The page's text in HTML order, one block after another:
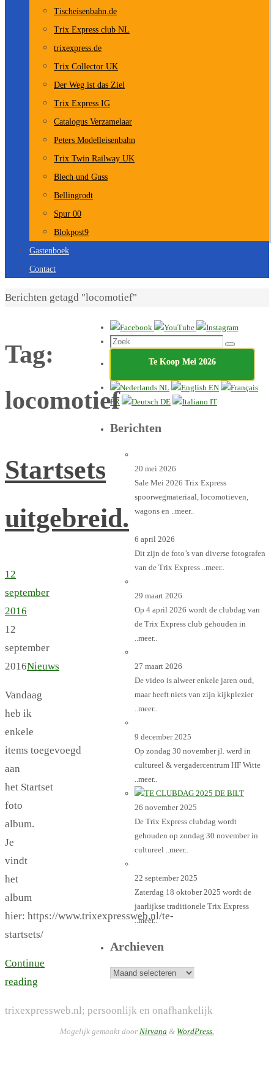
Tischeisenbahn.de
Trix Express club NL
trixexpress.de
Trix Collector UK
Der Weg ist das Ziel
Trix Express IG
Catalogus Verzamelaar
Peters Modelleisenbahn
Trix Twin Railway UK
Blech und Guss
Bellingrodt
Spur 00
Blokpost9
Gastenboek
Contact
Home
Berichten getagd "locomotief"
Tag:
locomotief
Startsets
uitgebreid.
12
september
2016
12
september
2016Nieuws
Vandaag
heb ik
enkele
items toegevoegd
aan
het Startset
foto
album.
Je
vindt
het
album
hier: https://www.trixexpressweb.nl/te-
startsets/
Continue
reading
Zoeken
Zoek
Te Koop Mei 2026
NL
EN
FR
DE IT
Berichten
20 mei 2026
Sale Mei 2026 Trix Express
spoorwegmateriaal, locomotieven,
wagons en ..meer..
6 april 2026
Dit zijn de foto’s van diverse fotografen
van de Trix Express ..meer..
29 maart 2026
Op 4 april 2026 wordt de clubdag van
de Trix Express club gehouden in
..meer..
27 maart 2026
De video is alweer enkele jaren oud,
maar heeft niets van zijn kijkplezier
..meer..
9 december 2025
Op zondag 30 november jl. werd in
cultureel & vergadercentrum HF Witte
..meer..
26 november 2025
De Trix Express clubdag wordt
gehouden op zondag 30 november in
cultureel ..meer..
22 september 2025
Zaterdag 18 oktober 2025 wordt de
jaarlijkse traditionele Trix Express
..meer..
Archieven
Archieven
trixexpressweb.nl; persoonlijk en onafhankelijk
Mogelijk gemaakt door Nirvana & WordPress.